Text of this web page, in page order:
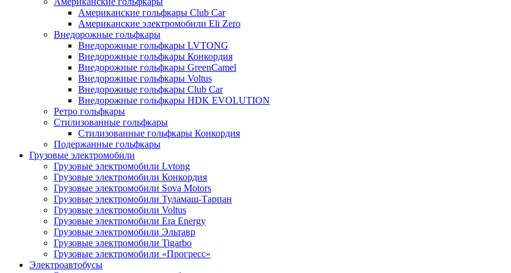
Американские гольфкары Club Car
Американские электромобили Eli Zero
Внедорожные гольфкары
Внедорожные гольфкары LVTONG
Внедорожные гольфкары Конкордия
Внедорожные гольфкары GreenCamel
Внедорожные гольфкары Voltus
Внедорожные гольфкары Club Car
Внедорожные гольфкары HDK EVOLUTION
Ретро гольфкары
Стилизованные гольфкары
Стилизованные гольфкары Конкордия
Подержанные гольфкары
Грузовые электромобили
Грузовые электромобили Lvtong
Грузовые электромобили Конкордия
Грузовые электромобили Sova Motors
Грузовые электромобили Туламаш-Тарпан
Грузовые электромобили Voltus
Грузовые электромобили Era Energy
Грузовые электромобили Эльтавр
Грузовые электромобили Tigarbo
Грузовые электромобили «Прогресс»
Электроавтобусы